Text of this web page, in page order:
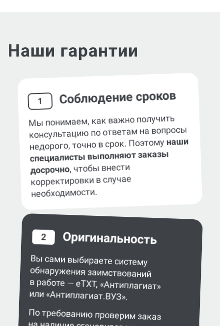
Наши гарантии
1 Соблюдение сроков
Мы понимаем, как важно получить
консультацию по ответам на вопросы
недорого, точно в срок. Поэтомунаши
специалисты выполняют заказы
досрочно, чтобы внести
корректировки в случае
необходимости.
2 Оригинальность
Вы сами выбираете систему
обнаружения заимствований
в работе — eTXT, «Антиплагиат»
или «Антиплагиат.ВУЗ».
По требованию проверим заказ
на наличие сгенерированного текста